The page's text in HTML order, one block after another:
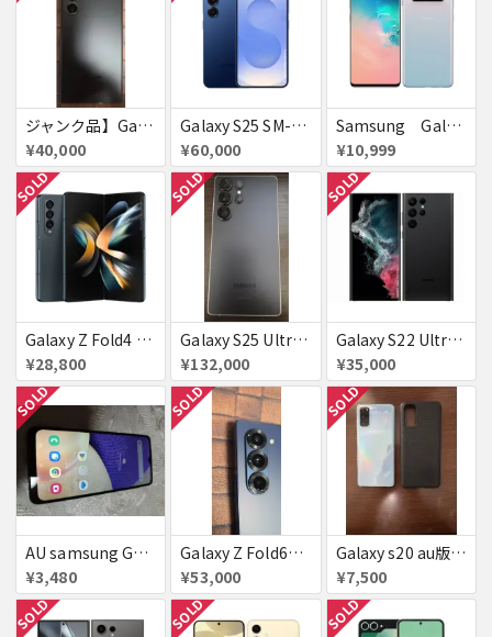
ジャンク品】Galaxy S23 Ultra 512GB (au版/SCG20)【AU赤ロム】
¥40,000
Galaxy S25 SM-S931Z ネイビー SoftBank 送料無料
¥60,000
Samsung Galaxyｓ１０ 有機EL ハイエンド
¥10,999
SOLD
Galaxy Z Fold4 SCG16 au グレイグリーン 送料無料
¥28,800
SOLD
Galaxy S25 Ultra 1TB SCG32
¥132,000
SOLD
Galaxy S22 Ultra SCG14 ファントムブラック au 送料無料
¥35,000
SOLD
AU samsung GALAXY a32 5g 64GB ▲
¥3,480
SOLD
Galaxy Z Fold6（au版 / SCG28）※ネットワーク利用制限☓・SIMロック解除
¥53,000
SOLD
Galaxy s20 au版 赤ロム ケース付き
¥7,500
SOLD SOLD SOLD